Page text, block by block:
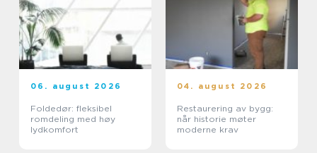
06. august 2026
Foldedør: fleksibel
romdeling med høy
lydkomfort
04. august 2026
Restaurering av bygg:
når historie møter
moderne krav